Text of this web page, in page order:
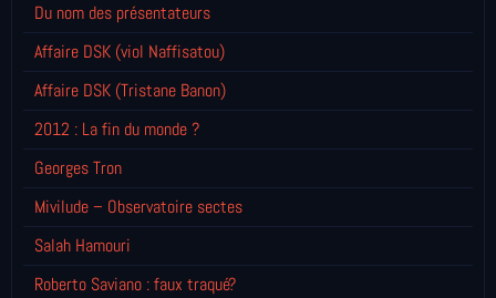
Du nom des présentateurs
Affaire DSK (viol Naffisatou)
Affaire DSK (Tristane Banon)
2012 : La fin du monde ?
Georges Tron
Mivilude – Observatoire sectes
Salah Hamouri
Roberto Saviano : faux traqué?